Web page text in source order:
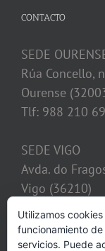
CONTACTO
SEDE
Rúa Concello,
Ourense
Tlf: 988 210
SEDE VIGO
Avda. do
Vigo (36210)
Tlf: 986 128 621
Utilizamos
funcionamiento
servicios. Puede